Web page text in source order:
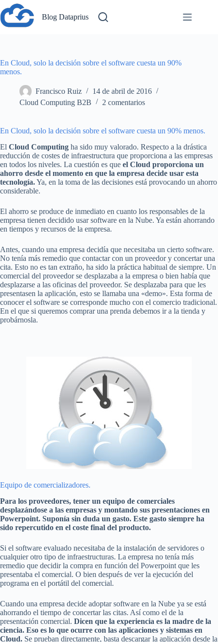
Saltar
al
contenido
Blog Dataprius
En Cloud, solo la decisión sobre el software cuesta un 90%
menos.
Francisco Ruiz
14 de abril de 2016
Cloud Computing B2B
2 comentarios
En Cloud, solo la decisión sobre el software cuesta un 90% menos.
El Cloud Computing ha sido muy valorado. Respecto a la drástica
reducción de costes de infraestructura que proporciona a las empresas
en todos los niveles. La cuestión es que el Cloud proporciona un
ahorro desde el momento en que la empresa decide usar esta
tecnología.Ya, en la toma de las decisiones está provocando un ahorro
considerable.
El ahorro se produce de inmediato en cuanto los responsables de la
empresa tienen decidido usar software en la Nube. Ya están ahorrando
en tiempos y recursos de la empresa.
Antes, cuando una empresa decidía que necesitaba un cierto software.
No tenía más remedio que contactar con un proveedor y concertar una
cita. Esto no es tan extraño, ha sido la práctica habitual de siempre. Un
comercial del proveedor se desplazaba a la empresa o bien había que
desplazarse a las oficinas del proveedor. Se desplazaba para que les
presentasen la aplicación, esto se llamaba una «demo». Esta forma de
conocer el software se corresponde mucho con el comercio tradicional.
En el que si queremos comprar una prenda debemos ir a la tienda y
probárnosla.
Equipo de comercializadores.
Para los proveedores, tener un equipo de comerciales
desplazándose a las empresas y montando sus presentaciones en
Powerpoint. Suponía sin duda un gasto. Este gasto siempre ha
sido repercutido en el coste final del producto.
Si el software evaluado necesitaba de la instalación de servidores o
cualquier otro tipo de infraestructuras. La empresa no tenía más
remedio que decidir la compra en función del Powerpoint que les
presentaba el comercial. O bien después de ver la ejecución del
programa en el portátil del comercial.
Cuando una empresa decide adoptar software en la Nube ya se está
ahorrando el tiempo de concertar las citas. Así como el de la
presentación comercial. Dicen que la experiencia es la madre de la
ciencia. Eso es lo que ocurre con las aplicaciones y sistemas en
Cloud. Se prueban directamente, basta descargar la aplicación desde la